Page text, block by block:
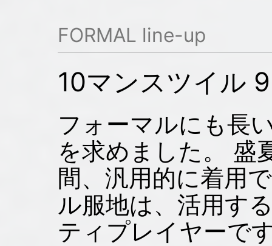
FORMAL line-up
10マンスツイル
フォーマルにも長
を求めました。 盛
間、汎用的に着用
ル服地は、活用す
ティプレイヤーで